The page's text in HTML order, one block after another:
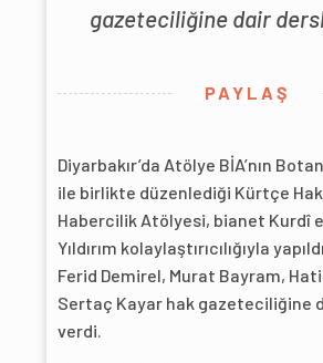
gazeteciliğine dair
PAYLAŞ
Diyarbakır’da Atölye BİA’nın
ile birlikte düzenlediği Kürtçe Hak
Habercilik Atölyesi, bianet Kurdî
Yıldırım kolaylaştırıcılığıyla
Ferid Demirel, Murat Bayram,
Sertaç Kayar hak gazeteciliğine
verdi.